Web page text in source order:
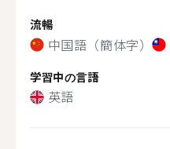
流暢
中国語（簡体字）
学習中の言語
英語